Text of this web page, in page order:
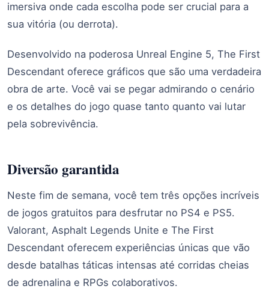
imersiva onde cada escolha pode ser crucial para a
sua vitória (ou derrota).
Desenvolvido na poderosa Unreal Engine 5, The First
Descendant oferece gráficos que são uma verdadeira
obra de arte. Você vai se pegar admirando o cenário
e os detalhes do jogo quase tanto quanto vai lutar
pela sobrevivência.
Diversão garantida
Neste fim de semana, você tem três opções incríveis
de jogos gratuitos para desfrutar no PS4 e PS5.
Valorant, Asphalt Legends Unite e The First
Descendant oferecem experiências únicas que vão
desde batalhas táticas intensas até corridas cheias
de adrenalina e RPGs colaborativos.